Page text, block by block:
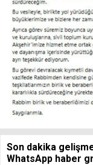
Son dakika
WhatsApp haber